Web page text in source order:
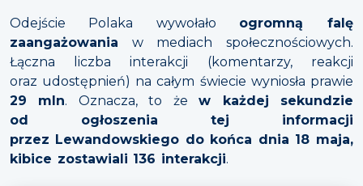
Odejście Polaka wywołało ogromną falę
zaangażowania w mediach społecznościowych.
Łączna liczba interakcji (komentarzy, reakcji
oraz udostępnień) na całym świecie wyniosła prawie
29 mln. Oznacza, to żew każdej sekundzie
od ogłoszenia tej informacji
przez Lewandowskiego do końca dnia 18 maja,
kibice zostawiali 136 interakcji.